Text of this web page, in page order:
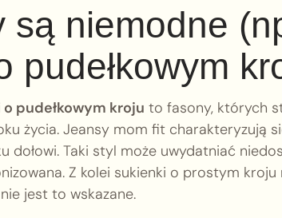
są niemodne
pudełkowym
pudełkowym kroju to fasony, których
życia. Jeansy mom fit charakteryzują
dołowi. Taki styl może uwydatniać
Z kolei sukienki o prostym
jest to wskazane.